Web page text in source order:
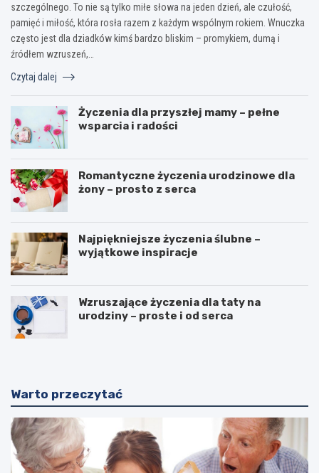
szczególnego. To nie są tylko miłe słowa na jeden dzień, ale czułość,
pamięć i miłość, która rosła razem z każdym wspólnym rokiem. Wnuczka
często jest dla dziadków kimś bardzo bliskim – promykiem, dumą i
źródłem wzruszeń,…
Czytaj dalej
Życzenia dla przyszłej mamy – pełne
wsparcia i radości
Romantyczne życzenia urodzinowe dla
żony – prosto z serca
Najpiękniejsze życzenia ślubne –
wyjątkowe inspiracje
Wzruszające życzenia dla taty na
urodziny – proste i od serca
Warto przeczytać